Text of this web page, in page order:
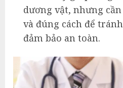
dương vật, nhưng
và đúng cách để
đảm bảo an toàn.